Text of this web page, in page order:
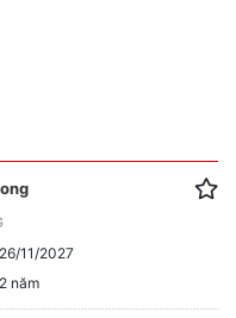
26/11/2027
2 năm